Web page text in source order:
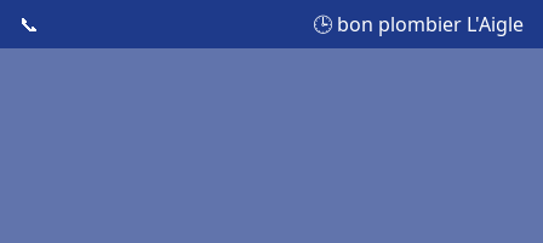
📞 🕒 bon plombier L'Aigle